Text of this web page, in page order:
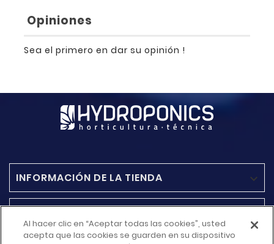
Opiniones
Sea el primero en dar su opinión !
INFORMACIÓN DE LA TIENDA 
Al hacer clic en “Aceptar todas las cookies”, usted
acepta que las cookies se guarden en su dispositivo